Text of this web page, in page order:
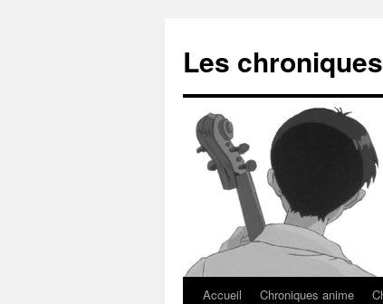
Les
Accueil Chroniques anime